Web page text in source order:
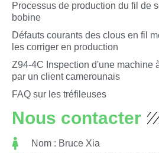
Processus de production du fil de
bobine
Défauts courants des clous en fil
les corriger en production
Z94-4C Inspection d'une machine
par un client camerounais
FAQ sur les tréfileuses
Nous contacter
Nom : Bruce Xia